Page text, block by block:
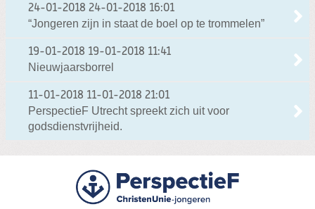
24-01-2018 24-01-2018 16:01
“Jongeren zijn in staat de boel op te trommelen”
19-01-2018 19-01-2018 11:41
Nieuwjaarsborrel
11-01-2018 11-01-2018 21:01
PerspectieF Utrecht spreekt zich uit voor
godsdienstvrijheid.